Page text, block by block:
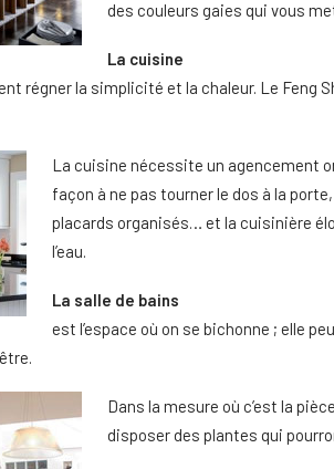
des couleurs gaies qui vous
La cuisine
régner la simplicité et la chaleur. Le Feng
La cuisine nécessite un agencement
façon à ne pas tourner le dos à la
placards organisés… et la cuisinière
l’eau.
La salle de bains
est l’espace où on se bichonne ; elle
Dans la mesure où c’est la
disposer des plantes qui